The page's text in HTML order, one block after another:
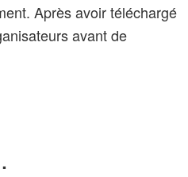
Après avoir téléchargé
avant de